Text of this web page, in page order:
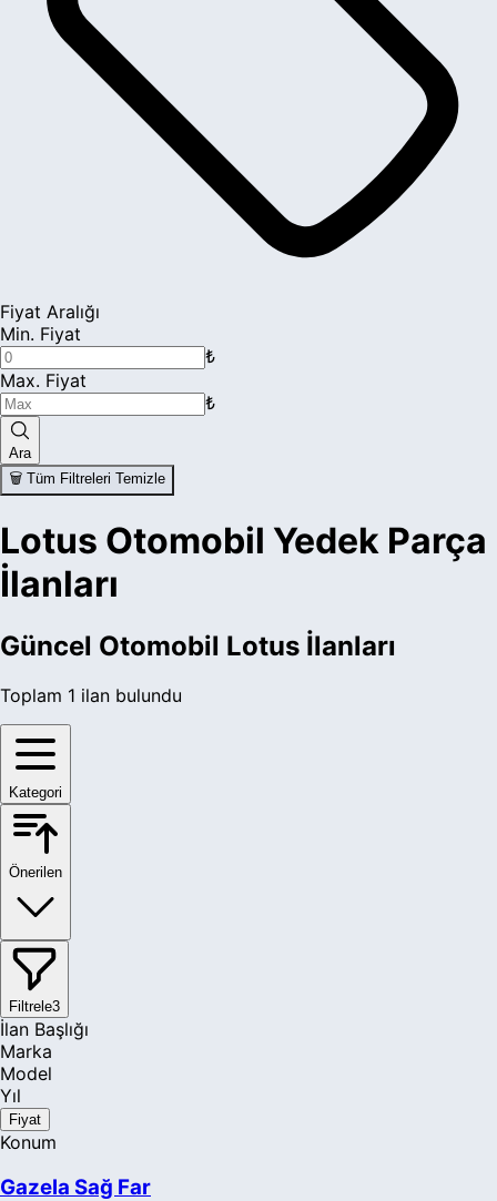
Fiyat Aralığı
Min. Fiyat
₺
Max. Fiyat
₺
Ara
🗑️ Tüm Filtreleri Temizle
Lotus Otomobil Yedek Parça
İlanları
Güncel Otomobil Lotus İlanları
Toplam 1 ilan bulundu
Kategori
Önerilen
Filtrele3
İlan Başlığı
Marka
Model
Yıl
Fiyat
Konum
Gazela Sağ Far